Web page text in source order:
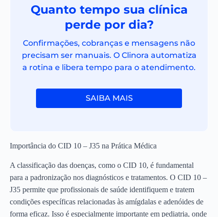
Quanto tempo sua clínica
perde por dia?
Confirmações, cobranças e mensagens não
precisam ser manuais. O Clinora automatiza
a rotina e libera tempo para o atendimento.
SAIBA MAIS
Importância do CID 10 – J35 na Prática Médica
A classificação das doenças, como o CID 10, é fundamental
para a padronização nos diagnósticos e tratamentos. O CID 10 –
J35 permite que profissionais de saúde identifiquem e tratem
condições específicas relacionadas às amígdalas e adenóides de
forma eficaz. Isso é especialmente importante em pediatria, onde